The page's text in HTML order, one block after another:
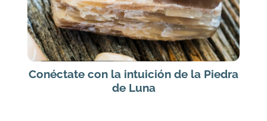
Conéctate con la intuición de la Piedra
de Luna